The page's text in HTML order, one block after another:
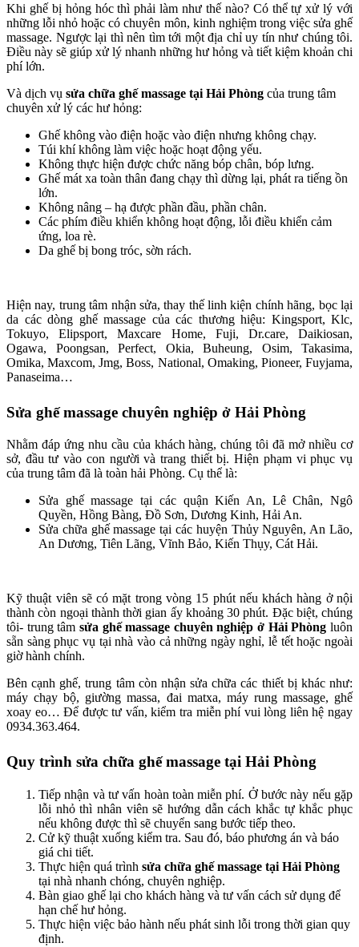
Khi ghế bị hỏng hóc thì phải làm như thế nào? Có thể tự xử lý với
những lỗi nhỏ hoặc có chuyên môn, kinh nghiệm trong việc sửa ghế
massage. Ngược lại thì nên tìm tới một địa chỉ uy tín như chúng tôi.
Điều này sẽ giúp xử lý nhanh những hư hỏng và tiết kiệm khoản chi
phí lớn.
Và dịch vụ sửa chữa ghế massage tại Hải Phòng của trung tâm
chuyên xử lý các hư hỏng:
Ghế không vào điện hoặc vào điện nhưng không chạy.
Túi khí không làm việc hoặc hoạt động yếu.
Không thực hiện được chức năng bóp chân, bóp lưng.
Ghế mát xa toàn thân đang chạy thì dừng lại, phát ra tiếng ồn
lớn.
Không nâng – hạ được phần đầu, phần chân.
Các phím điều khiển không hoạt động, lỗi điều khiển cảm
ứng, loa rè.
Da ghế bị bong tróc, sờn rách.
Hiện nay, trung tâm nhận sửa, thay thế linh kiện chính hãng, bọc lại
da các dòng ghế massage của các thương hiệu: Kingsport, Klc,
Tokuyo, Elipsport, Maxcare Home, Fuji, Dr.care, Daikiosan,
Ogawa, Poongsan, Perfect, Okia, Buheung, Osim, Takasima,
Omika, Maxcom, Jmg, Boss, National, Omaking, Pioneer, Fuyjama,
Panaseima…
Sửa ghế massage chuyên nghiệp ở Hải Phòng
Nhằm đáp ứng nhu cầu của khách hàng, chúng tôi đã mở nhiều cơ
sở, đầu tư vào con người và trang thiết bị. Hiện phạm vi phục vụ
của trung tâm đã là toàn hải Phòng. Cụ thể là:
Sửa ghế massage tại các quận Kiến An, Lê Chân, Ngô
Quyền, Hồng Bàng, Đồ Sơn, Dương Kinh, Hải An.
Sửa chữa ghế massage tại các huyện Thủy Nguyên, An Lão,
An Dương, Tiên Lãng, Vĩnh Bảo, Kiến Thụy, Cát Hải.
Kỹ thuật viên sẽ có mặt trong vòng 15 phút nếu khách hàng ở nội
thành còn ngoại thành thời gian ấy khoảng 30 phút. Đặc biệt, chúng
tôi- trung tâm sửa ghế massage chuyên nghiệp ở Hải Phòngluôn
sẵn sàng phục vụ tại nhà vào cả những ngày nghỉ, lễ tết hoặc ngoài
giờ hành chính.
Bên cạnh ghế, trung tâm còn nhận sửa chữa các thiết bị khác như:
máy chạy bộ, giường massa, đai matxa, máy rung massage, ghế
xoay eo… Để được tư vấn, kiểm tra miễn phí vui lòng liên hệ ngay
0934.363.464.
Quy trình sửa chữa ghế massage tại Hải Phòng
Tiếp nhận và tư vấn hoàn toàn miễn phí. Ở bước này nếu gặp
lỗi nhỏ thì nhân viên sẽ hướng dẫn cách khắc tự khắc phục
nếu không được thì sẽ chuyển sang bước tiếp theo.
Cử kỹ thuật xuống kiểm tra. Sau đó, báo phương án và báo
giá chi tiết.
Thực hiện quá trình sửa chữa ghế massage tại Hải Phòng
tại nhà nhanh chóng, chuyên nghiệp.
Bàn giao ghế lại cho khách hàng và tư vấn cách sử dụng để
hạn chế hư hỏng.
Thực hiện việc bảo hành nếu phát sinh lỗi trong thời gian quy
định.